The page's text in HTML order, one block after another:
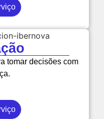
tomar decisões com